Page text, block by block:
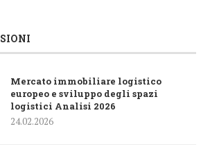
Mercato immobiliare logistico
europeo e sviluppo degli spazi
logistici Analisi 2026
24.02.2026